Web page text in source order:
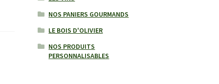
NOS PANIERS GOURMANDS
LE BOIS D'OLIVIER
NOS PRODUITS
PERSONNALISABLES